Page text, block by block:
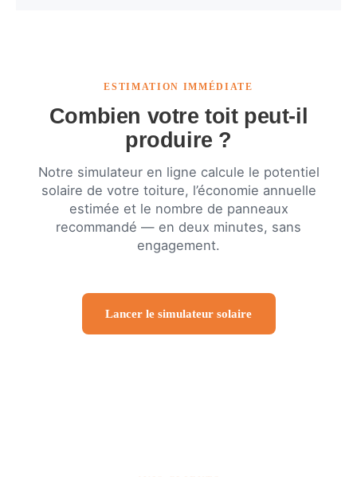
ESTIMATION IMMÉDIATE
Combien votre toit peut-il
produire ?
Notre simulateur en ligne calcule le potentiel
solaire de votre toiture, l’économie annuelle
estimée et le nombre de panneaux
recommandé — en deux minutes, sans
engagement.
Lancer le simulateur solaire